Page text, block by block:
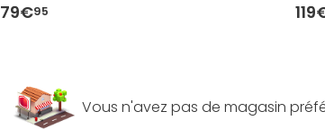
79€95
Vous n'avez pas de magasin